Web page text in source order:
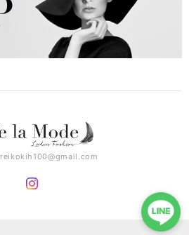
reikokih100@gmail.com